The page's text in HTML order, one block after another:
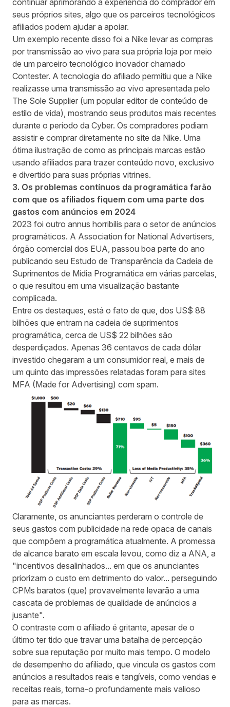
continuar aprimorando a experiência do comprador em
seus próprios sites, algo que os parceiros tecnológicos
afiliados podem ajudar a apoiar.
Um exemplo recente disso foi a Nike levar as compras
por transmissão ao vivo para sua própria loja por meio
de um parceiro tecnológico inovador chamado
Contester. A tecnologia do afiliado permitiu que a Nike
realizasse uma transmissão ao vivo apresentada pelo
The Sole Supplier (um popular editor de conteúdo de
estilo de vida), mostrando seus produtos mais recentes
durante o período da Cyber. Os compradores podiam
assistir e comprar diretamente no site da Nike. Uma
ótima ilustração de como as principais marcas estão
usando afiliados para trazer conteúdo novo, exclusivo
e divertido para suas próprias vitrines.
3. Os problemas contínuos da programática farão
com que os afiliados fiquem com uma parte dos
gastos com anúncios em 2024
2023 foi outro annus horribilis para o setor de anúncios
programáticos. A Association for National Advertisers,
órgão comercial dos EUA, passou boa parte do ano
publicando seu Estudo de Transparência da Cadeia de
Suprimentos de Mídia Programática em várias parcelas,
o que resultou em uma visualização bastante
complicada.
Entre os destaques, está o fato de que, dos US$ 88
bilhões que entram na cadeia de suprimentos
programática, cerca de US$ 22 bilhões são
desperdiçados. Apenas 36 centavos de cada dólar
investido chegaram a um consumidor real, e mais de
um quinto das impressões relatadas foram para sites
MFA (Made for Advertising) com spam.
Claramente, os anunciantes perderam o controle de
seus gastos com publicidade na rede opaca de canais
que compõem a programática atualmente. A promessa
de alcance barato em escala levou, como diz a ANA, a
"incentivos desalinhados... em que os anunciantes
priorizam o custo em detrimento do valor... perseguindo
CPMs baratos (que) provavelmente levarão a uma
cascata de problemas de qualidade de anúncios a
jusante".
O contraste com o afiliado é gritante, apesar de o
último ter tido que travar uma batalha de percepção
sobre sua reputação por muito mais tempo. O modelo
de desempenho do afiliado, que vincula os gastos com
anúncios a resultados reais e tangíveis, como vendas e
receitas reais, torna-o profundamente mais valioso
para as marcas.